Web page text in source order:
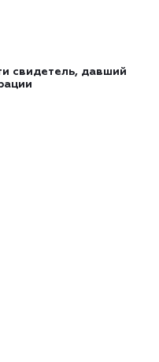
свидетель, давший